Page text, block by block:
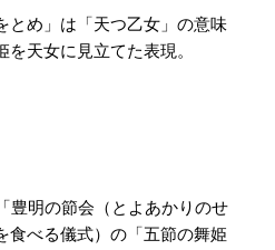
とめ」は「天つ乙女」の意味
天女に見立てた表現。
豊明の節会（とよあかりのせ
食べる儀式）の「五節の舞姫